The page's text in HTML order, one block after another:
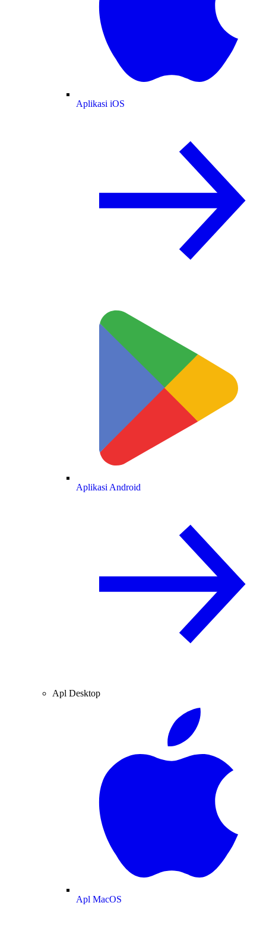
Aplikasi iOS
Aplikasi Android
Apl Desktop
Apl MacOS